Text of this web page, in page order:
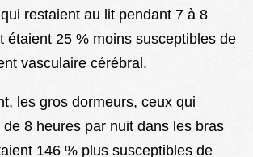
restaient au lit pendant 7 à 8
étaient 25 % moins susceptibles de
vasculaire cérébral.
les gros dormeurs, ceux qui
8 heures par nuit dans les bras
146 % plus susceptibles de